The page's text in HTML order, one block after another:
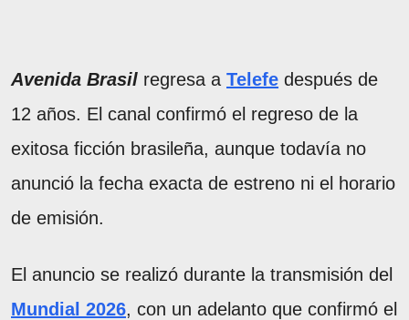
Avenida Brasil regresa a Telefe después de
12 años. El canal confirmó el regreso de la
exitosa ficción brasileña, aunque todavía no
anunció la fecha exacta de estreno ni el horario
de emisión.
El anuncio se realizó durante la transmisión del
Mundial 2026, con un adelanto que confirmó el